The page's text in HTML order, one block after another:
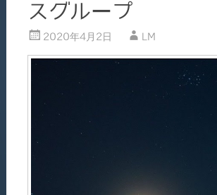
スグループ
2020年4月2日 LM